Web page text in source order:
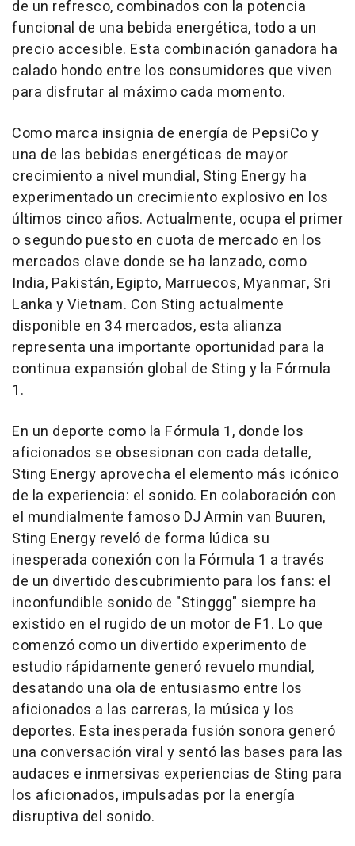
de un refresco, combinados con la potencia
funcional de una bebida energética, todo a un
precio accesible. Esta combinación ganadora ha
calado hondo entre los consumidores que viven
para disfrutar al máximo cada momento.
Como marca insignia de energía de PepsiCo y
una de las bebidas energéticas de mayor
crecimiento a nivel mundial, Sting Energy ha
experimentado un crecimiento explosivo en los
últimos cinco años. Actualmente, ocupa el primer
o segundo puesto en cuota de mercado en los
mercados clave donde se ha lanzado, como
India, Pakistán, Egipto, Marruecos, Myanmar, Sri
Lanka yVietnam. Con Sting actualmente
disponible en 34 mercados, esta alianza
representa una importante oportunidad para la
continua expansión global de Sting y la Fórmula
1.
En un deporte como la Fórmula 1, donde los
aficionados se obsesionan con cada detalle,
Sting Energy aprovecha el elemento más icónico
de la experiencia: el sonido. En colaboración con
el mundialmente famoso DJ Armin van Buuren,
Sting Energy reveló de forma lúdica su
inesperada conexión con la Fórmula 1 a través
de un divertido descubrimiento para los fans: el
inconfundible sonido de "Stinggg" siempre ha
existido en el rugido de un motor de F1. Lo que
comenzó como un divertido experimento de
estudio rápidamente generó revuelo mundial,
desatando una ola de entusiasmo entre los
aficionados a las carreras, la música y los
deportes. Esta inesperada fusión sonora generó
una conversación viral y sentó las bases para las
audaces e inmersivas experiencias de Sting para
los aficionados, impulsadas por la energía
disruptiva del sonido.